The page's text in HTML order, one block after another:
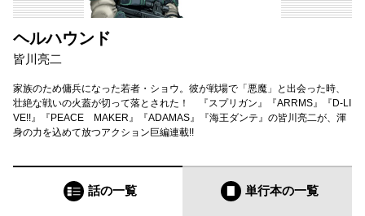
ヘルハウンド
皆川亮二
家族のため傭兵になった若者・ショウ。彼が戦場で「悪魔」と出会った時、
壮絶な戦いの火蓋が切って落とされた！ 『スプリガン』『ARRMS』『D-LI
VE!!』『PEACE MAKER』『ADAMAS』『海王ダンテ』の皆川亮二が、渾
身の力を込めて放つアクション巨編連載!!
話の一覧 単行本の一覧